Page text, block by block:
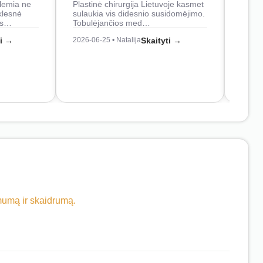
ne
→
Plastinė chirurgija Lietuvoje kasmet
sulaukia vis didesnio susidomėjimo.
Tobulėjančios med…
2026-06-25 • NatalijaSkaityti →
ir skaidrumą.